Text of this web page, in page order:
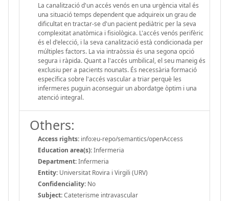
La canalització d'un accés venós en una urgència vital és
una situació temps dependent que adquireix un grau de
dificultat en tractar-se d'un pacient pediàtric per la seva
complexitat anatòmica i fisiològica. L'accés venós perifèric
és el d'elecció, i la seva canalització està condicionada per
múltiples factors. La via intraòssia és una segona opció
segura i ràpida. Quant a l'accés umbilical, el seu maneig és
exclusiu per a pacients nounats. És necessària formació
específica sobre l'accés vascular a triar perquè les
infermeres puguin aconseguir un abordatge òptim i una
atenció integral.
Others:
Access rights: info:eu-repo/semantics/openAccess
Education area(s):Infermeria
Department:Infermeria
Entity: Universitat Rovira i Virgili (URV)
Confidenciality: No
Subject:Cateterisme intravascular